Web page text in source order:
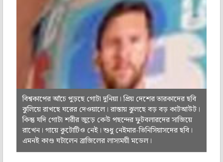
বিশ্বকাপের আঁচে পুড়ছে গোটা দুনিয়া। প্রিয় দেশের তারকাদের ছবি
ঝুলিয়ে রাখছে ঘরের দেওয়ালে। রাস্তায় ঝুলছে বড় বড় কাটআউট।
কিন্তু যদি গোটা শরীর জুড়ে কেউ পছন্দের ফুটবলারদের সাজিয়ে
রাখেন। গায়ে কুটোটিও নেই। শুধু নেইমার-ভিনিসিয়াসদের ছবি।
এমনই কাণ্ড ঘটালেন ব্রাজিলের লাস্যময়ী মডেল।